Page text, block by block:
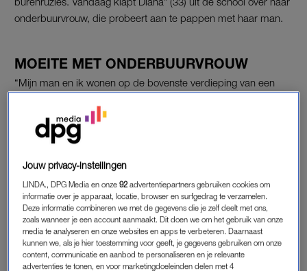
onderbuurvrouw, die probeert aan te pappen met haar man.
MOEITE MET ONDERBUURVROUW
“Mijn man en ik wonen op de bovenste verdieping van een
veertig jaar, daaronder een lieve man. Naast ons woont een
jong stel. Ongeveer twee keer per jaar komen we samen met
de Vereniging van Eigenaren (VvE). De ene keer is dit digitaal,
de andere keer bij iemand thuis.
Metde onderbuurvrouwheb ik op z’n zachtst gezegd niet
veel. Ze is niet onaardig, ze is eerder té aardig. En dan met
name tegen mijn man. Al vanaf het eerste moment flirt ze met
hem. En dat doet ze niet subtiel. Ze heeft er zelfs geen moeite
mee als ik erbij ben.”
Jouw privacy-instellingen
LINDA., DPG Media en onze92 advertentiepartners gebruiken cookies om
informatie over je apparaat, locatie, browser en surfgedrag te verzamelen.
Deze informatie combineren we met de gegevens die je zelf deelt met ons,
zoals wanneer je een account aanmaakt. Dit doen we om het gebruik van onze
media te analyseren en onze websites en apps te verbeteren. Daarnaast
kunnen we, als je hier toestemming voor geeft, je gegevens gebruiken om onze
content, communicatie en aanbod te personaliseren en je relevante
advertenties te tonen, en voor marketingdoeleinden delen met 4